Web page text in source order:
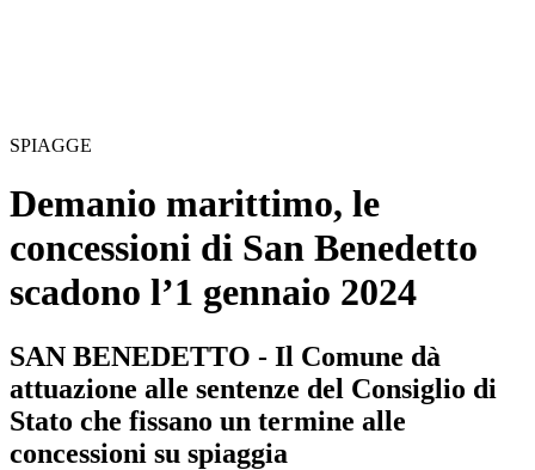
SPIAGGE
Demanio marittimo, le
concessioni di San Benedetto
scadono l’1 gennaio 2024
SAN BENEDETTO - Il Comune dà
attuazione alle sentenze del Consiglio di
Stato che fissano un termine alle
concessioni su spiaggia